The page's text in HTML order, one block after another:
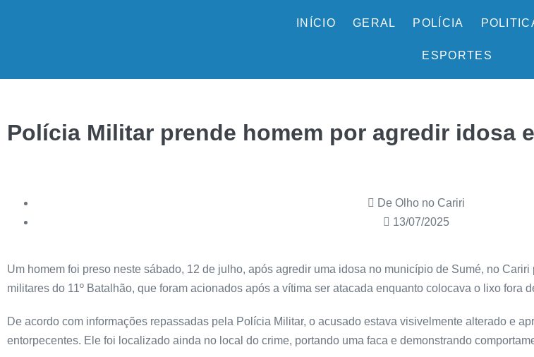
INÍCIO GERAL POLÍCIA
ESPORTES
Polícia Militar prende homem por agredir idosa
De Olho no Cariri
13/07/2025
Um homem foi preso neste sábado, 12 de julho, após agredir uma idosa no município de Sumé, no
militares do 11º Batalhão, que foram acionados após a vítima ser atacada enquanto colocava o lixo fora
De acordo com informações repassadas pela Polícia Militar, o acusado estava visivelmente alterado e
entorpecentes. Ele foi localizado ainda no local do crime, portando uma faca e demonstrando